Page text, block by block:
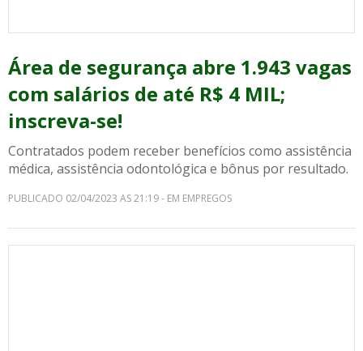
Área de segurança abre 1.943 vagas
com salários de até R$ 4 MIL;
inscreva-se!
Contratados podem receber benefícios como assistência
médica, assistência odontológica e bônus por resultado.
PUBLICADO 02/04/2023 AS 21:19 - EM EMPREGOS